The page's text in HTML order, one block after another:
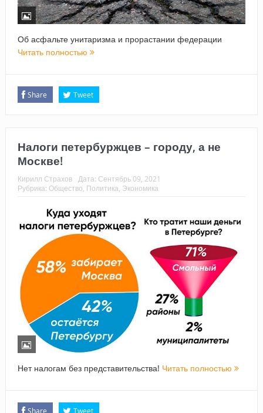
Об асфальте унитаризма и прорастании федерации
Читать полностью
Share Tweet
Налоги петербуржцев – городу, а не
Москве!
Кирилл Страхов Дата: Сентябрь 09, 2021
Рубрика: Общество Политика Экономика
Нет налогам без представительства! Читать полностью
Share Tweet